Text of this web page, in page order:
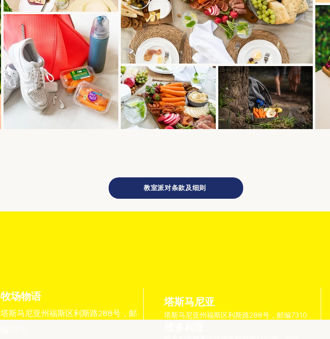
教室派对条款及细则
牧场物语
塔斯马尼亚州福斯区利斯路288号，邮
塔斯马尼亚
塔斯马尼亚州福斯区利斯路288号，邮编7310